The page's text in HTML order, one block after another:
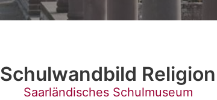
Schulwandbild Religion
Saarländisches Schulmuseum